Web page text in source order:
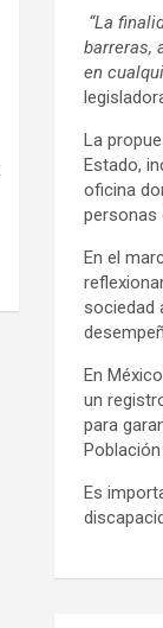
“La
barreras,
en
La
Estado,
oficina
personas
En el
sociedad
En
un
para
Es